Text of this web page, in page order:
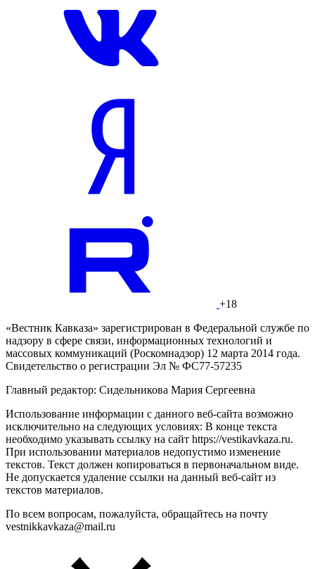
+18
«Вестник Кавказа» зарегистрирован в Федеральной службе по
надзору в сфере связи, информационных технологий и
массовых коммуникаций (Роскомнадзор) 12 марта 2014 года.
Свидетельство о регистрации Эл № ФС77-57235
Главный редактор: Сидельникова Мария Сергеевна
Использование информации с данного веб-сайта возможно
исключительно на следующих условиях: В конце текста
необходимо указывать ссылку на сайт https://vestikavkaza.ru.
При использовании материалов недопустимо изменение
текстов. Текст должен копироваться в первоначальном виде.
Не допускается удаление ссылки на данный веб-сайт из
текстов материалов.
По всем вопросам, пожалуйста, обращайтесь на почту
vestnikkavkaza@mail.ru